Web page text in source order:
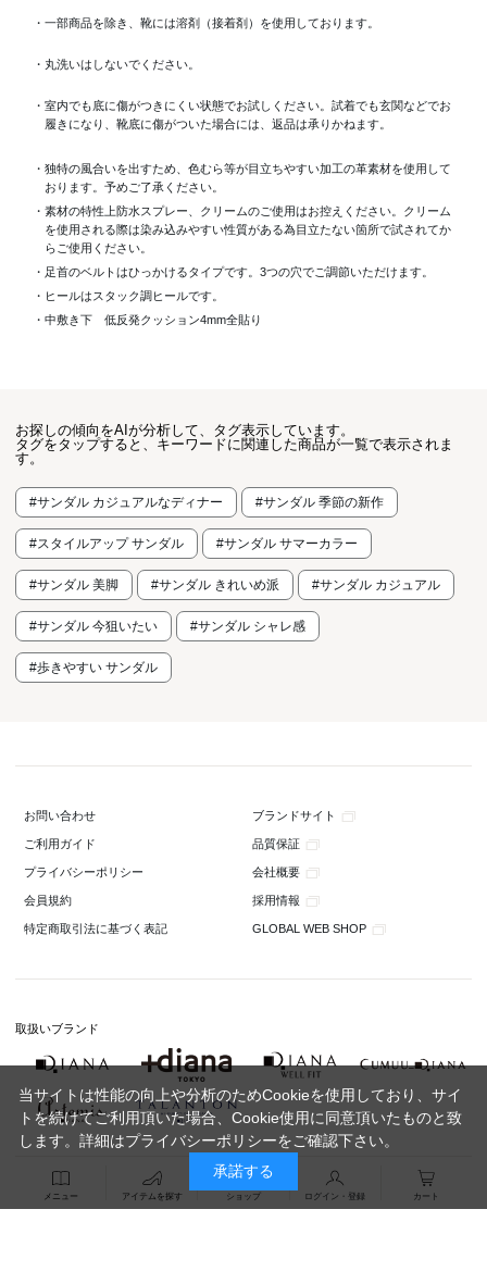
・一部商品を除き、靴には溶剤（接着剤）を使用しております。
・丸洗いはしないでください。
・室内でも底に傷がつきにくい状態でお試しください。試着でも玄関などでお
履きになり、靴底に傷がついた場合には、返品は承りかねます。
・独特の風合いを出すため、色むら等が目立ちやすい加工の革素材を使用して
おります。予めご了承ください。
・素材の特性上防水スプレー、クリームのご使用はお控えください。クリーム
を使用される際は染み込みやすい性質がある為目立たない箇所で試されてか
らご使用ください。
・足首のベルトはひっかけるタイプです。3つの穴でご調節いただけます。
・ヒールはスタック調ヒールです。
・中敷き下 低反発クッション4mm全貼り
お探しの傾向をAIが分析して、タグ表示しています。
タグをタップすると、キーワードに関連した商品が一覧で表示されま
す。
#サンダル カジュアルなディナー #サンダル 季節の新作
#スタイルアップ サンダル #サンダル サマーカラー
#サンダル 美脚 #サンダル きれいめ派 #サンダル カジュアル
#サンダル 今狙いたい #サンダル シャレ感
#歩きやすい サンダル
お問い合わせ ブランドサイト
ご利用ガイド 品質保証
プライバシーポリシー 会社概要
会員規約 採用情報
特定商取引法に基づく表記 GLOBAL WEB SHOP
取扱いブランド
メニュー アイテムを探す ショップ ログイン・登録 カート
当サイトは性能の向上や分析のためCookieを使用しており、サイ
トを続けてご利用頂いた場合、Cookie使用に同意頂いたものと致
します。詳細はプライバシーポリシーをご確認下さい。
承諾する